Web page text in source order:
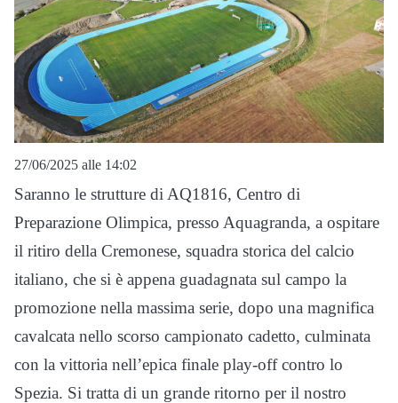
27/06/2025 alle 14:02
Saranno le strutture di AQ1816, Centro di
Preparazione Olimpica, presso Aquagranda, a ospitare
il ritiro della Cremonese, squadra storica del calcio
italiano, che si è appena guadagnata sul campo la
promozione nella massima serie, dopo una magnifica
cavalcata nello scorso campionato cadetto, culminata
con la vittoria nell’epica finale play-off contro lo
Spezia. Si tratta di un grande ritorno per il nostro